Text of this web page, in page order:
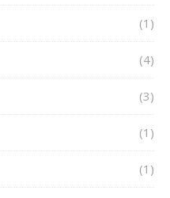
(1)
(4)
(3)
(1)
(1)